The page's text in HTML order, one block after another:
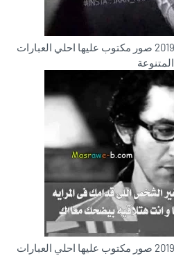
اجمل الصور الحزينة للرجال 2019 صور مكتوب عليها احلي العبارات
المتنوعة
اجمل الصور الحزينة للرجال 2019 صور مكتوب عليها احلي العبارات